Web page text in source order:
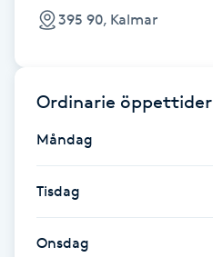
Headspa
Healing
395 90, Kalmar
Ordinarie öppettider
Måndag
Tisdag
Onsdag